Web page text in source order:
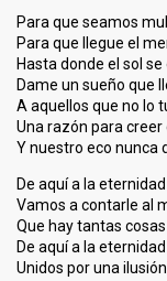
Para que seamos
Para que llegue el
Hasta donde el sol
Dame un sueño que
A aquellos que no lo
Una razón para
Y nuestro eco nunca
De aquí a la
Vamos a contarle al
Que hay tantas
De aquí a la eternidad
Unidos por una